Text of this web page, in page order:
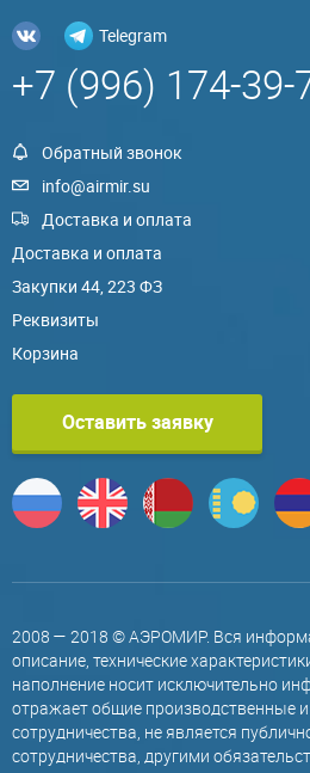
Telegram
+7 (996) 174-39-
Обратный звонок
info@airmir.su
Доставка и оплата
Доставка и оплата
Закупки 44, 223 ФЗ
Реквизиты
Корзина
Оставить заявку
2008 — 2018 © АЭРОМИР. Вся
описание, технические
наполнение носит исключительно
отражает общие производственные
сотрудничества, не является
сотрудничества, другими